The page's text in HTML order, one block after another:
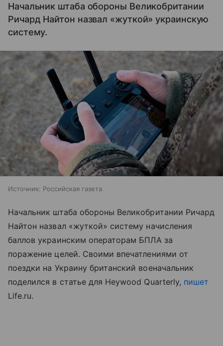
Начальник штаба обороны Великобритании
Ричард Найтон назвал «жуткой» украинскую
систему.
Источник: Российская газета
Начальник штаба обороны Великобритании Ричард
Найтон назвал «жуткой» систему начисления
баллов украинским операторам БПЛА за
поражение целей. Своими впечатлениями от
поездки на Украину британский военачальник
поделился в статье для Heywood Quarterly, пишет
Life.ru.